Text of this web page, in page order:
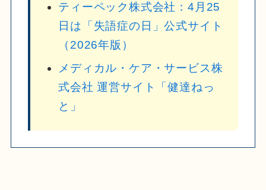
ティーペック株式会社：4月25
日は「失語症の日」公式サイト
（2026年版）
メディカル・ケア・サービス株
式会社 運営サイト「健達ねっ
と」